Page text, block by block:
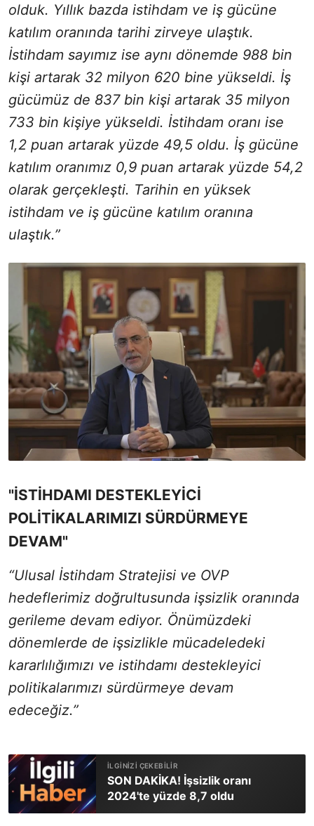
olduk. Yıllık bazda istihdam ve iş gücüne
katılım oranında tarihi zirveye ulaştık.
İstihdam sayımız ise aynı dönemde 988 bin
kişi artarak 32 milyon 620 bine yükseldi. İş
gücümüz de 837 bin kişi artarak 35 milyon
733 bin kişiye yükseldi. İstihdam oranı ise
1,2 puan artarak yüzde 49,5 oldu. İş gücüne
katılım oranımız 0,9 puan artarak yüzde 54,2
olarak gerçekleşti. Tarihin en yüksek
istihdam ve iş gücüne katılım oranına
ulaştık.”
"İSTİHDAMI DESTEKLEYİCİ
POLİTİKALARIMIZI SÜRDÜRMEYE
DEVAM"
“Ulusal İstihdam Stratejisi ve OVP
hedeflerimiz doğrultusunda işsizlik oranında
gerileme devam ediyor. Önümüzdeki
dönemlerde de işsizlikle mücadeledeki
kararlılığımızı ve istihdamı destekleyici
politikalarımızı sürdürmeye devam
edeceğiz.”
SON DAKİKA! İşsizlik oranı
2024'te yüzde 8,7 oldu